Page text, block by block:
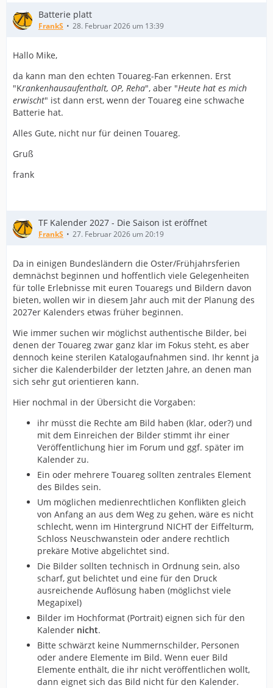
Batterie platt
FrankS 28. Februar 2026 um 13:39
Hallo Mike,
da kann man den echten Touareg-Fan erkennen. Erst
"Krankenhausaufenthalt, OP, Reha", aber "Heute hat es mich
erwischt" ist dann erst, wenn der Touareg eine schwache
Batterie hat.
Alles Gute, nicht nur für deinen Touareg.
Gruß
frank
TF Kalender 2027 - Die Saison ist eröffnet
FrankS 27. Februar 2026 um 20:19
Da in einigen Bundesländern die Oster/Frühjahrsferien
demnächst beginnen und hoffentlich viele Gelegenheiten
für tolle Erlebnisse mit euren Touaregs und Bildern davon
bieten, wollen wir in diesem Jahr auch mit der Planung des
2027er Kalenders etwas früher beginnen.
Wie immer suchen wir möglichst authentische Bilder, bei
denen der Touareg zwar ganz klar im Fokus steht, es aber
dennoch keine sterilen Katalogaufnahmen sind. Ihr kennt ja
sicher die Kalenderbilder der letzten Jahre, an denen man
sich sehr gut orientieren kann.
Hier nochmal in der Übersicht die Vorgaben:
ihr müsst die Rechte am Bild haben (klar, oder?) und
mit dem Einreichen der Bilder stimmt ihr einer
Veröffentlichung hier im Forum und ggf. später im
Kalender zu.
Ein oder mehrere Touareg sollten zentrales Element
des Bildes sein.
Um möglichen medienrechtlichen Konflikten gleich
von Anfang an aus dem Weg zu gehen, wäre es nicht
schlecht, wenn im Hintergrund NICHT der Eiffelturm,
Schloss Neuschwanstein oder andere rechtlich
prekäre Motive abgelichtet sind.
Die Bilder sollten technisch in Ordnung sein, also
scharf, gut belichtet und eine für den Druck
ausreichende Auflösung haben (möglichst viele
Megapixel)
Bilder im Hochformat (Portrait) eignen sich für den
Kalender nicht.
Bitte schwärzt keine Nummernschilder, Personen
oder andere Elemente im Bild. Wenn euer Bild
Elemente enthält, die ihr nicht veröffentlichen wollt,
dann eignet sich das Bild nicht für den Kalender.